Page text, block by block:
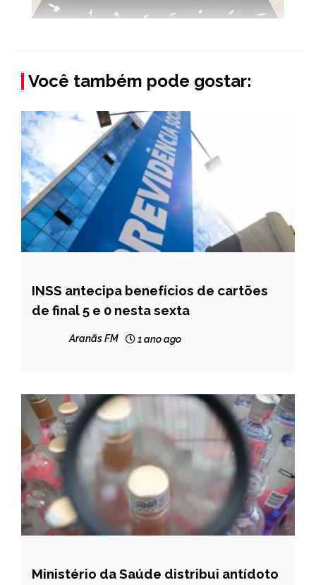
Você também pode gostar:
BRASIL
NOTÍCIAS
INSS antecipa benefícios de cartões
de final 5 e 0 nesta sexta
Aranãs FM 1 ano ago
BRASIL
Ministério da Saúde distribui antídoto